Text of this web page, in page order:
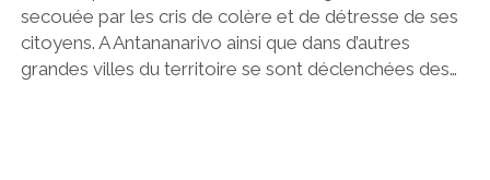
secouée par les cris de colère et de détresse de ses
citoyens. A Antananarivo ainsi que dans d’autres
grandes villes du territoire se sont déclenchées des…